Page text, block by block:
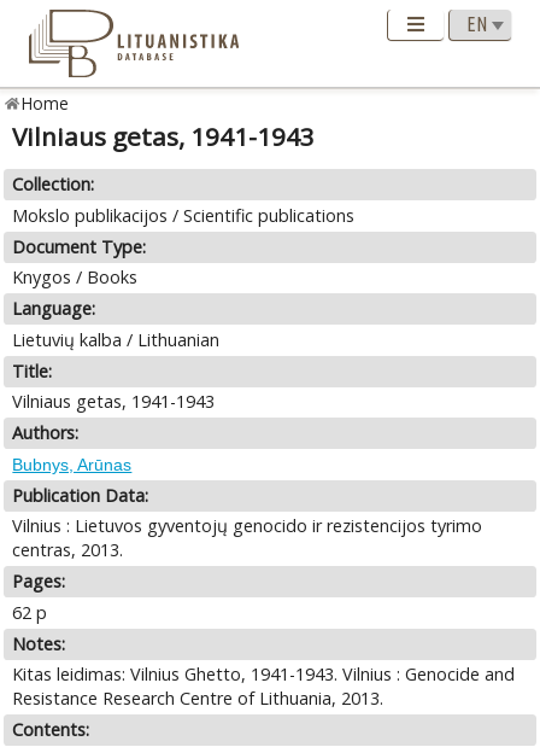
Home
Vilniaus getas, 1941-1943
Collection:
Mokslo publikacijos / Scientific publications
Document Type:
Knygos / Books
Language:
Lietuvių kalba / Lithuanian
Title:
Vilniaus getas, 1941-1943
Authors:
Bubnys, Arūnas
Publication Data:
Vilnius : Lietuvos gyventojų genocido ir rezistencijos tyrimo
centras, 2013.
Pages:
62 p
Notes:
Kitas leidimas: Vilnius Ghetto, 1941-1943. Vilnius : Genocide and
Resistance Research Centre of Lithuania, 2013.
Contents: